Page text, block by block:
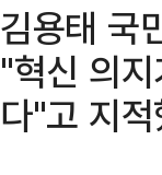
김용태 국
"혁신 의
다"고 지